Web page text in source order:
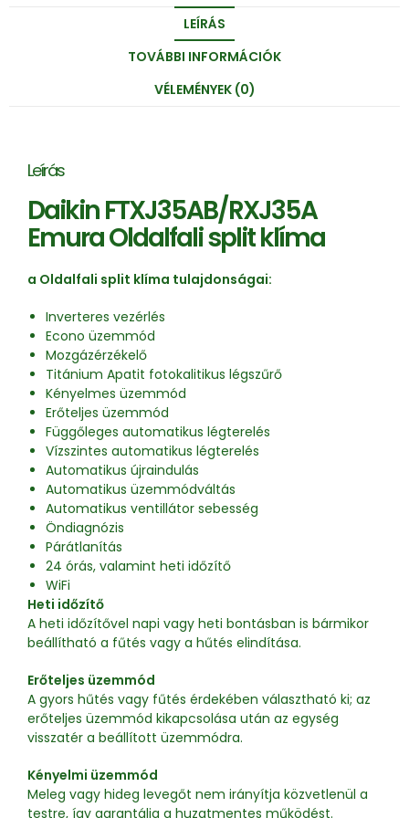
LEÍRÁS
TOVÁBBI INFORMÁCIÓK
VÉLEMÉNYEK (0)
Leírás
Daikin FTXJ35AB/RXJ35A
Emura Oldalfali split klíma
a Oldalfali split klíma tulajdonságai:
Inverteres vezérlés
Econo üzemmód
Mozgázérzékelő
Titánium Apatit fotokalitikus légszűrő
Kényelmes üzemmód
Erőteljes üzemmód
Függőleges automatikus légterelés
Vízszintes automatikus légterelés
Automatikus újraindulás
Automatikus üzemmódváltás
Automatikus ventillátor sebesség
Öndiagnózis
Párátlanítás
24 órás, valamint heti időzítő
WiFi
Heti időzítő
A heti időzítővel napi vagy heti bontásban is bármikor
beállítható a fűtés vagy a hűtés elindítása.
Erőteljes üzemmód
A gyors hűtés vagy fűtés érdekében választható ki; az
erőteljes üzemmód kikapcsolása után az egység
visszatér a beállított üzemmódra.
Kényelmi üzemmód
Meleg vagy hideg levegőt nem irányítja közvetlenül a
testre, így garantálja a huzatmentes működést.